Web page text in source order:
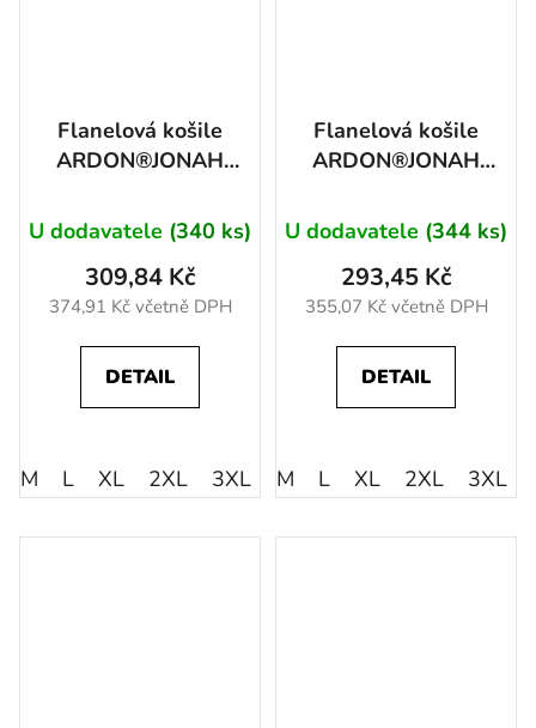
Flanelová košile
ARDON®JONAH
U dodavatele (340 ks)
374,91 Kč včetně DPH
309,84 Kč
DETAIL
M L XL 2XL 3XL
Flanelová košile
ARDON®JONAH
U dodavatele (344 ks)
355,07 Kč včetně DPH
293,45 Kč
DETAIL
M L XL 2XL 3XL